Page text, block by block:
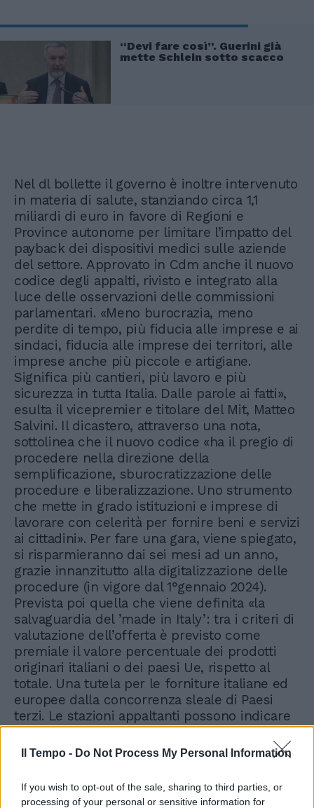
Il Tempo - Do Not Process My Personal Information
If you wish to opt-out of the sale, sharing to third parties, or
processing of your personal or sensitive information for
“Devi fare così”. Guerini già
mette Schlein sotto scacco
Nel dl bollette il governo è inoltre intervenuto
in materia di salute, stanziando circa 1,1
miliardi di euro in favore di Regioni e
Province autonome per limitare l’impatto del
payback dei dispositivi medici sulle aziende
del settore. Approvato in Cdm anche il nuovo
codice degli appalti, rivisto e integrato alla
luce delle osservazioni delle commissioni
parlamentari. «Meno burocrazia, meno
perdite di tempo, più fiducia alle imprese e ai
sindaci, fiducia alle imprese dei territori, alle
imprese anche più piccole e artigiane.
Significa più cantieri, più lavoro e più
sicurezza in tutta Italia. Dalle parole ai fatti»,
esulta il vicepremier e titolare del Mit, Matteo
Salvini. Il dicastero, attraverso una nota,
sottolinea che il nuovo codice «ha il pregio di
procedere nella direzione della
semplificazione, sburocratizzazione delle
procedure e liberalizzazione. Uno strumento
che mette in grado istituzioni e imprese di
lavorare con celerità per fornire beni e servizi
ai cittadini». Per fare una gara, viene spiegato,
si risparmieranno dai sei mesi ad un anno,
grazie innanzitutto alla digitalizzazione delle
procedure (in vigore dal 1°gennaio 2024).
Prevista poi quella che viene definita «la
salvaguardia del ’made in Italy’: tra i criteri di
valutazione dell’offerta è previsto come
premiale il valore percentuale dei prodotti
originari italiani o dei paesi Ue, rispetto al
totale. Una tutela per le forniture italiane ed
europee dalla concorrenza sleale di Paesi
terzi. Le stazioni appaltanti possono indicare
anche i criteri di approvvigionamento dei
materiali per rispondere ai più elevati
standard di qualità. Tra i criteri premiali la
valorizzazione delle imprese, che abbiano
sede nel territorio interessato dall’opera».